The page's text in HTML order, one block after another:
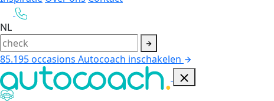
NL
85.195occasions Autocoach inschakelen